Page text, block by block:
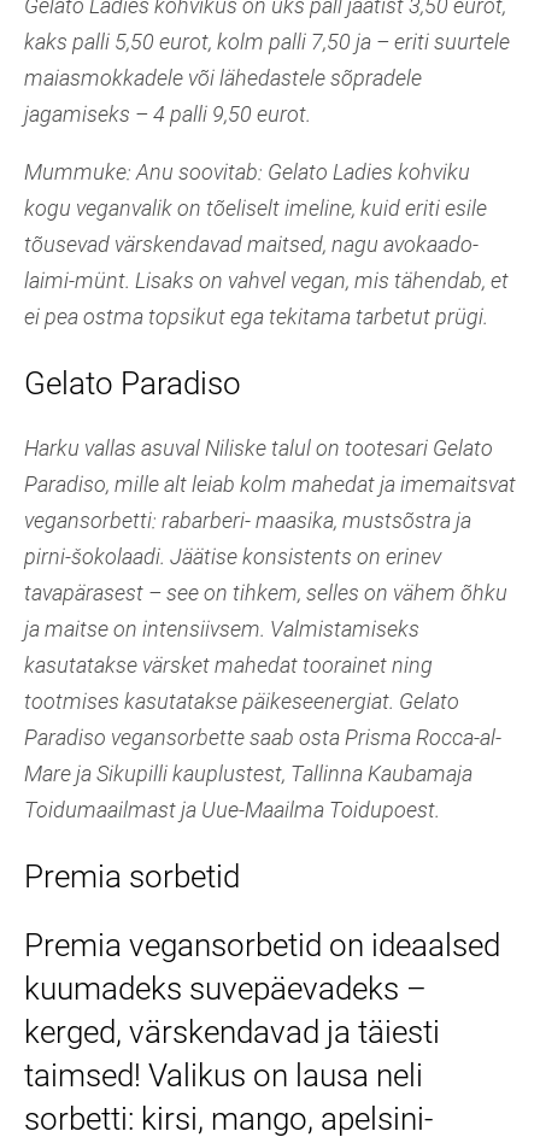
Gelato Ladies kohvikus on üks pall jäätist 3,50 eurot,
kaks palli 5,50 eurot, kolm palli 7,50 ja – eriti suurtele
maiasmokkadele või lähedastele sõpradele
jagamiseks – 4 palli 9,50 eurot.
Mummuke: Anu soovitab: Gelato Ladies kohviku
kogu veganvalik on tõeliselt imeline, kuid eriti esile
tõusevad värskendavad maitsed, nagu avokaado-
laimi-münt. Lisaks on vahvel vegan, mis tähendab, et
ei pea ostma topsikut ega tekitama tarbetut prügi.
Gelato Paradiso
Harku vallas asuval Niliske talul on tootesari Gelato
Paradiso, mille alt leiab kolm mahedat ja imemaitsvat
vegansorbetti: rabarberi- maasika, mustsõstra ja
pirni-šokolaadi. Jäätise konsistents on erinev
tavapärasest – see on tihkem, selles on vähem õhku
ja maitse on intensiivsem. Valmistamiseks
kasutatakse värsket mahedat toorainet ning
tootmises kasutatakse päikeseenergiat. Gelato
Paradiso vegansorbette saab osta Prisma Rocca-al-
Mare ja Sikupilli kauplustest, Tallinna Kaubamaja
Toidumaailmast ja Uue-Maailma Toidupoest.
Premia sorbetid
Premia vegansorbetid on ideaalsed
kuumadeks suvepäevadeks –
kerged, värskendavad ja täiesti
taimsed! Valikus on lausa neli
sorbetti: kirsi, mango, apelsini-